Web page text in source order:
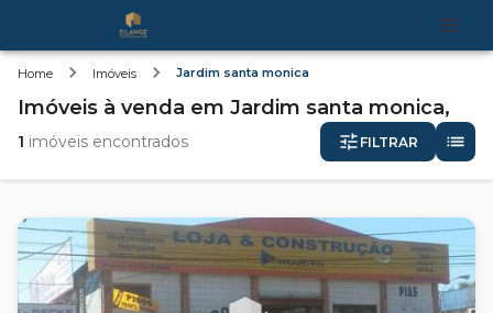
Home Imóveis Jardim santa monica
Imóveis à venda em Jardim santa monica,
1 imóveis encontrados FILTRAR